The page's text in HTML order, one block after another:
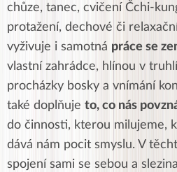
chůze, tanec, cvičení Čchi-
protažení, dechové či
vyživuje i samotná práce se
vlastní zahrádce, hlínou v
procházky bosky a vnímání
také doplňuje to, co nás
do činnosti, kterou milujeme,
dává nám pocit smyslu. V
spojení sami se sebou a